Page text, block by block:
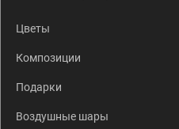
Цветы
Композиции
Подарки
Воздушные шары